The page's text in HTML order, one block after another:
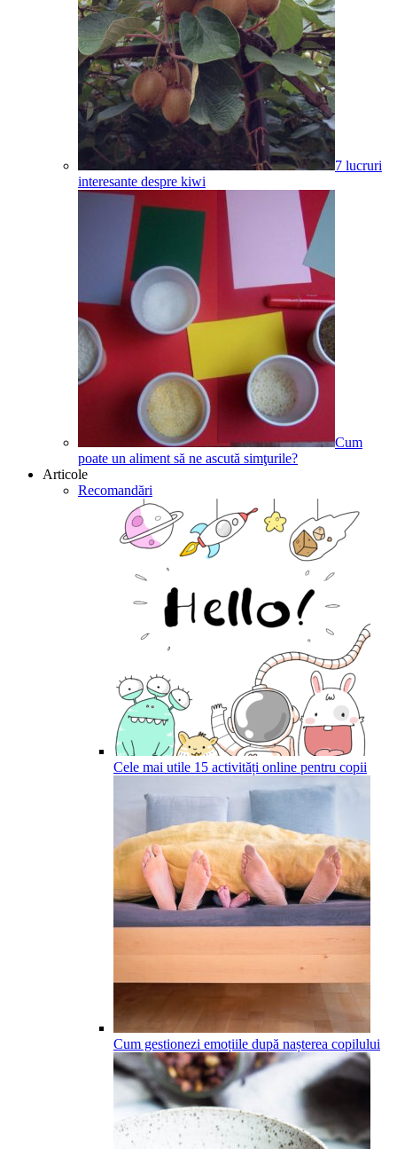
7 lucruri
interesante despre kiwi
Cum
poate un aliment să ne ascută simţurile?
Articole
Recomandări
Cele mai utile 15 activități online pentru copii
Cum gestionezi emoțiile după nașterea copilului